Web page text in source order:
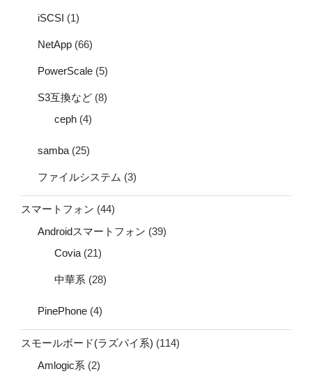
iSCSI (1)
NetApp (66)
PowerScale (5)
S3互換など (8)
ceph (4)
samba (25)
ファイルシステム (3)
スマートフォン (44)
Androidスマートフォン (39)
Covia (21)
中華系 (28)
PinePhone (4)
スモールボード(ラズパイ系) (114)
Amlogic系 (2)